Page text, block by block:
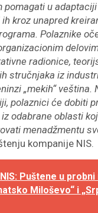
pomagati u
kroz unapred
Polaznike
radionice,
stručnjaka iz
„mekih“ veština.
polaznici će dobiti
odabrane oblasti
menadžmentu
kompanije NIS.
NIS: Puštene u
Miloševo“ i